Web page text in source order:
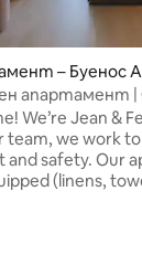
5, 648 отзива
– Буенос
апартамент
| Център на
We’re Jean &
team, we work
Our apartments are
(linens,